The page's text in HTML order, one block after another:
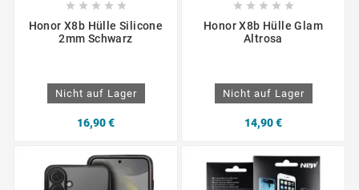
    
Honor X8b Hülle Silicone
2mm Schwarz
Nicht auf Lager
16,90 €
    
Honor X8b Hülle Glam
Altrosa
Nicht auf Lager
14,90 €